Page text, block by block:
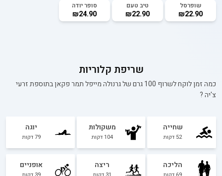
שופרסל
₪22.90
טיב טעם
₪22.90
סופר יודה
₪24.90
שריפת קלוריות
כמה זמן לוקח לשרוף 100 גרם של
גרנולה מייפל תמר פקאן בתוספת זרעי
צ'יה?
שחייה
52 דקות
משקולות
104 דקות
יוגה
79דקות
הליכה ריצה אופניים